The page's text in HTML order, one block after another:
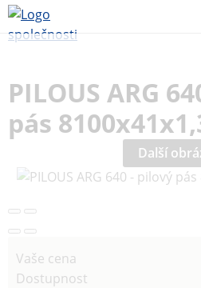
PILOUS ARG
pás
Další
Vaše cena
Dostupnost